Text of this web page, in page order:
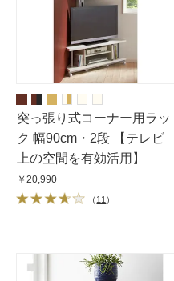
突っ張り式コーナー用ラッ
ク 幅90cm・2段 【テレビ
上の空間を有効活用】
￥20,990
（ 11 ）